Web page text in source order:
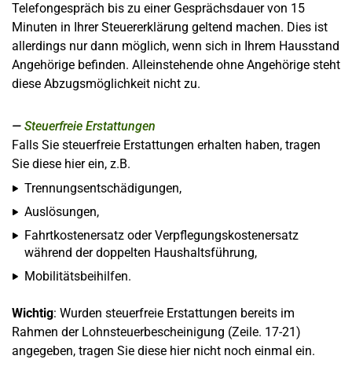
Telefongespräch bis zu einer Gesprächsdauer von 15
Minuten in Ihrer Steuererklärung geltend machen. Dies ist
allerdings nur dann möglich, wenn sich in Ihrem Hausstand
Angehörige befinden. Alleinstehende ohne Angehörige steht
diese Abzugsmöglichkeit nicht zu.
Steuerfreie Erstattungen
Falls Sie steuerfreie Erstattungen erhalten haben, tragen
Sie diese hier ein, z.B.
Trennungsentschädigungen,
Auslösungen,
Fahrtkostenersatz oder Verpflegungskostenersatz
während der doppelten Haushaltsführung,
Mobilitätsbeihilfen.
Wichtig: Wurden steuerfreie Erstattungen bereits im
Rahmen der Lohnsteuerbescheinigung (Zeile. 17-21)
angegeben, tragen Sie diese hier nicht noch einmal ein.